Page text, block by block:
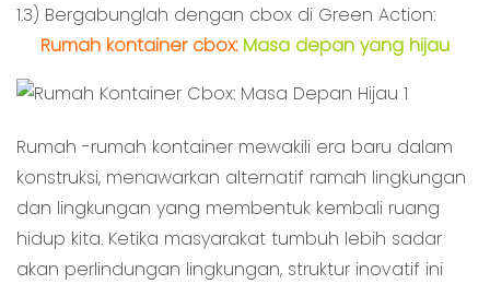
1.3) Bergabunglah dengan cbox di Green Action:
Rumah kontainer cbox: Masa depan yang hijau
Rumah -rumah kontainer mewakili era baru dalam
konstruksi, menawarkan alternatif ramah lingkungan
dan lingkungan yang membentuk kembali ruang
hidup kita. Ketika masyarakat tumbuh lebih sadar
akan perlindungan lingkungan, struktur inovatif ini